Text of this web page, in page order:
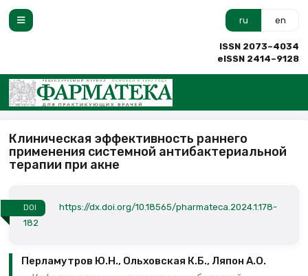
ru en
ISSN 2073–4034
eISSN 2414–9128
Клиническая эффективность раннего
применения системной антибактериальной
терапии при акне
DOI
https://dx.doi.org/10.18565/pharmateca.2024.1.178-
182
Перламутров Ю.Н., Ольховская К.Б., Ляпон А.О.